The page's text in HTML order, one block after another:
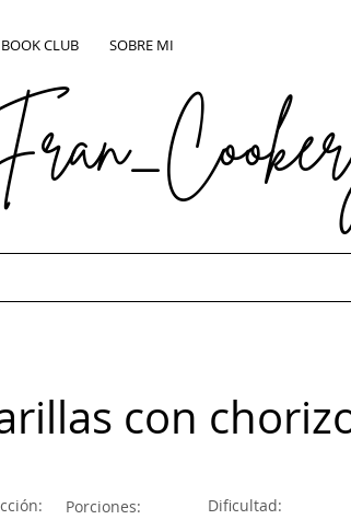
BOOK CLUB SOBRE MI
con
Porciones:
Dificultad: